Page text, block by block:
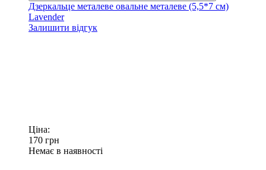
Дзеркальце металеве овальне металеве (5,5*7 см)
Lavender
Залишити відгук
Ціна:
170 грн
Немає в наявності